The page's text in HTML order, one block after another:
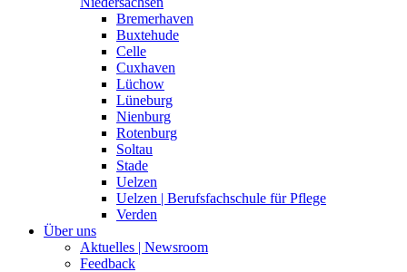
Bremerhaven
Buxtehude
Celle
Cuxhaven
Lüchow
Lüneburg
Nienburg
Rotenburg
Soltau
Stade
Uelzen
Uelzen | Berufsfachschule für Pflege
Verden
Über uns
Aktuelles | Newsroom
Feedback